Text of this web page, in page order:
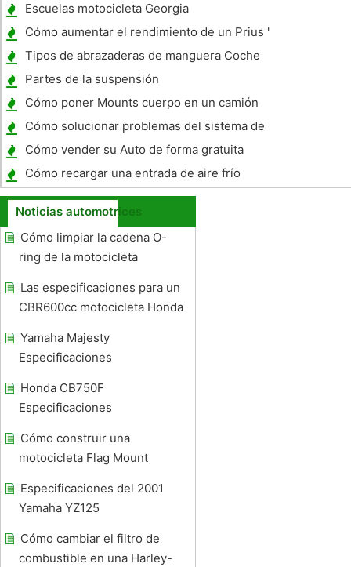
Volkswagen
Escuelas motocicleta Georgia
Cómo aumentar el rendimiento de un Prius '
Tipos de abrazaderas de manguera Coche
Partes de la suspensión
Cómo poner Mounts cuerpo en un camión
Cómo solucionar problemas del sistema de
dirección en un Hyundai Santa Fe
Cómo vender su Auto de forma gratuita
Cómo recargar una entrada de aire frío
Noticias automotrices
Cómo limpiar la cadena O-
ring de la motocicleta
Las especificaciones para un
CBR600cc motocicleta Honda
Yamaha Majesty
Especificaciones
Honda CB750F
Especificaciones
Cómo construir una
motocicleta Flag Mount
Especificaciones del 2001
Yamaha YZ125
Cómo cambiar el filtro de
combustible en una Harley-